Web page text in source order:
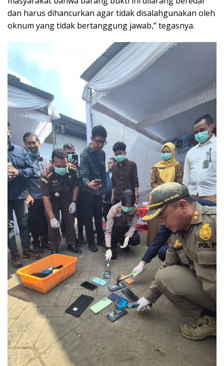
dan harus dihancurkan agar tidak disalahgunakan oleh
oknum yang tidak bertanggung jawab,” tegasnya.